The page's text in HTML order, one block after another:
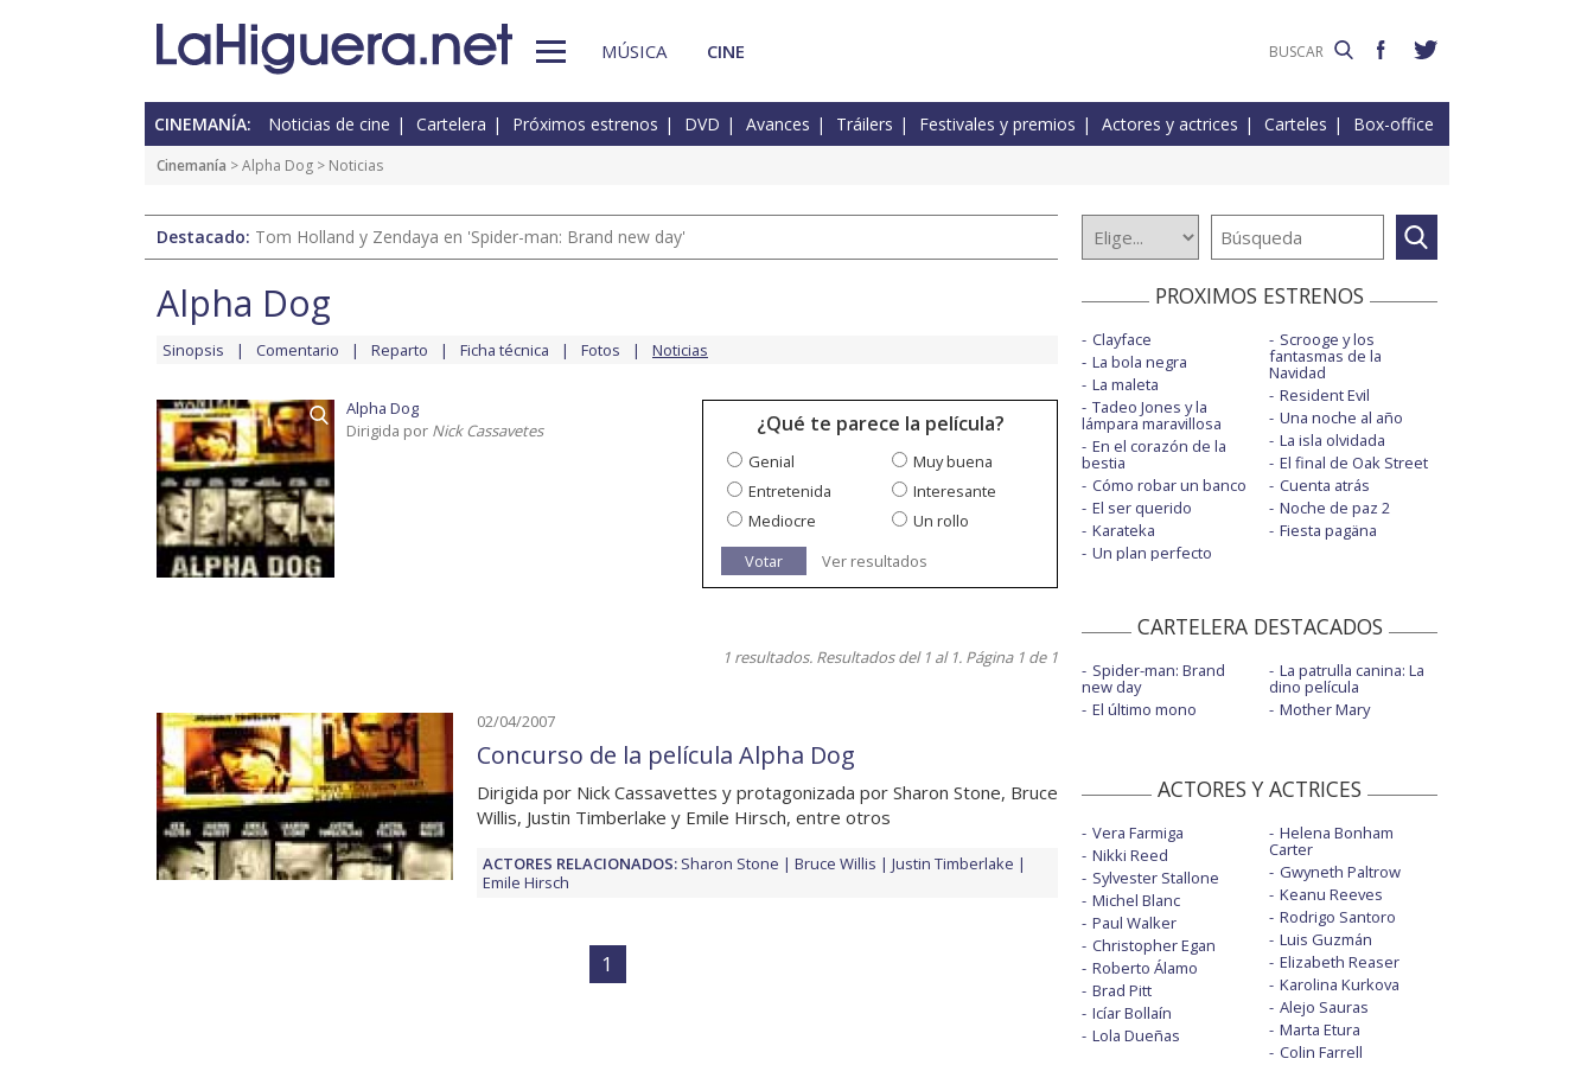
MÚSICA CINE
CINEMANÍA: Noticias de cine Cartelera Próximos estrenos DVD Avances Tráilers Festivales y premios Actores y actrices Carteles Box-office
Cinemanía >Alpha Dog > Noticias
Destacado: Tom Holland y Zendaya en 'Spider-man: Brand new day'
Alpha Dog
Sinopsis Comentario Reparto Ficha técnica Fotos Noticias
Alpha Dog
Dirigida por Nick Cassavetes ¿Qué te parece la película?
Genial
Muy buena
Entretenida
Interesante
Mediocre
Un rollo
Votar
Ver resultados
1 resultados. Resultados del 1 al 1. Página 1 de 1
02/04/2007
Concurso de la película Alpha Dog
Dirigida por Nick Cassavettes y protagonizada por Sharon Stone, Bruce
Willis, Justin Timberlake y Emile Hirsch, entre otros
ACTORES RELACIONADOS: Sharon Stone Bruce Willis
Justin Timberlake
Emile Hirsch
1
PROXIMOS ESTRENOS
Clayface
La bola negra
La maleta
Tadeo Jones y la
lámpara maravillosa
En el corazón de la
bestia
Cómo robar un banco
El ser querido
Karateka
Un plan perfecto
Scrooge y los
fantasmas de la
Navidad
Resident Evil
Una noche al año
La isla olvidada
El final de Oak Street
Cuenta atrás
Noche de paz 2
Fiesta pagäna
CARTELERA DESTACADOS
Spider-man: Brand
new day
El último mono
La patrulla canina: La
dino película
Mother Mary
ACTORES Y ACTRICES
Vera Farmiga
Nikki Reed
Sylvester Stallone
Michel Blanc
Paul Walker
Christopher Egan
Roberto Álamo
Brad Pitt
Icíar Bollaín
Lola Dueñas
Helena Bonham
Carter
Gwyneth Paltrow
Keanu Reeves
Rodrigo Santoro
Luis Guzmán
Elizabeth Reaser
Karolina Kurkova
Alejo Sauras
Marta Etura
Colin Farrell